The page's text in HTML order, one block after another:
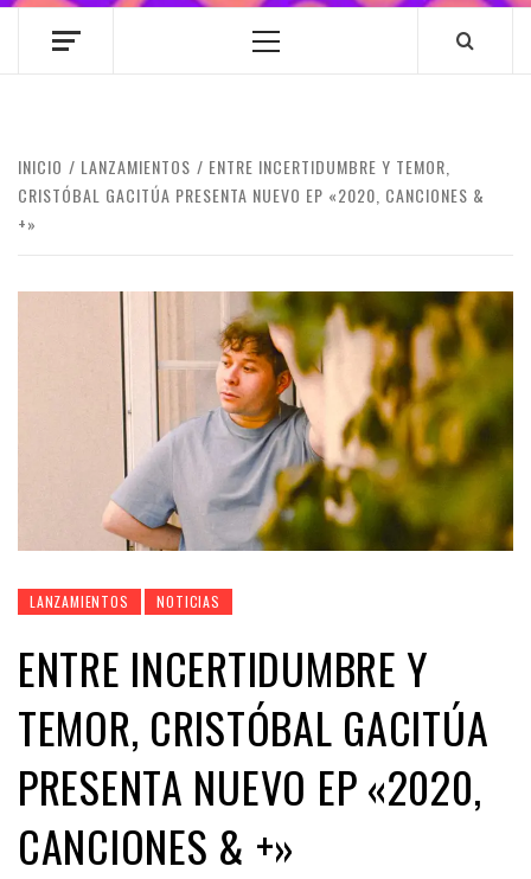
Menú
INICIO LANZAMIENTOS
ENTRE INCERTIDUMBRE Y TEMOR,
CRISTÓBAL GACITÚA PRESENTA NUEVO EP «2020, CANCIONES &
+»
LANZAMIENTOS NOTICIAS
ENTRE INCERTIDUMBRE Y
TEMOR, CRISTÓBAL GACITÚA
PRESENTA NUEVO EP «2020,
CANCIONES & +»